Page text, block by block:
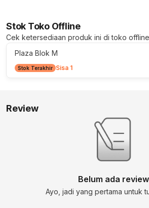
Stok Toko Offline
Cek ketersediaan produk ini di toko
Plaza Blok M
Stok Terakhir Sisa 1
Review
Belum ada review
Ayo, jadi yang pertama untuk